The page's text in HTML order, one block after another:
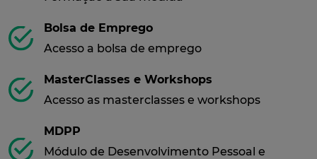
Bolsa de Emprego
Acesso a bolsa de emprego
MasterClasses e Workshops
Acesso as masterclasses e workshops
MDPP
Módulo de Desenvolvimento Pessoal e